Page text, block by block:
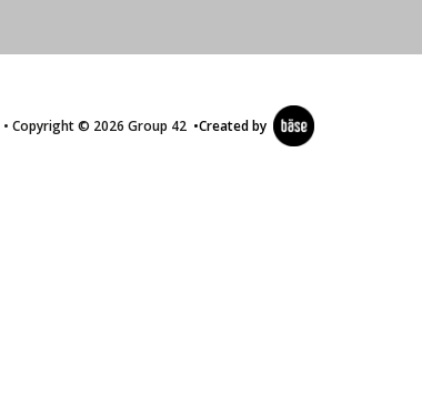
• Copyright © 2026 Group 42 •Created by